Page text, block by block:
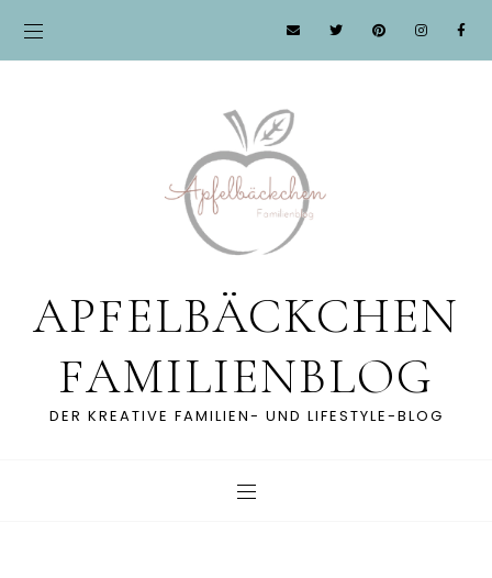
APFELBÄCKCHEN
FAMILIENBLOG
DER KREATIVE FAMILIEN- UND LIFESTYLE-BLOG